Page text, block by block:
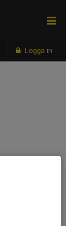
Logga in